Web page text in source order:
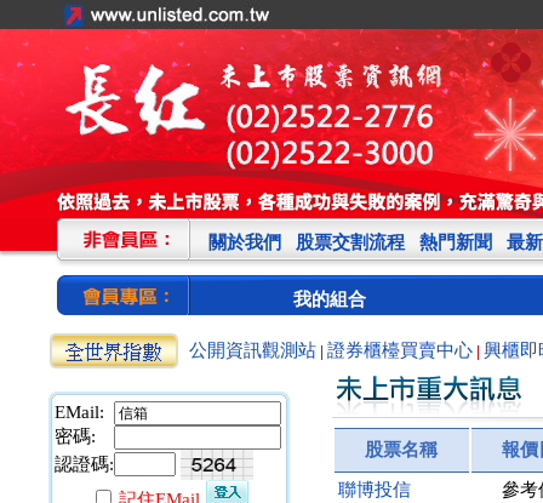
關於我們 股票交割流程 熱門新聞 最
我的組合
公開資訊觀測站 證券櫃檯買賣中心 興櫃即
EMail:
密碼:
認證碼:
股票名稱 報價
聯博投信 參考